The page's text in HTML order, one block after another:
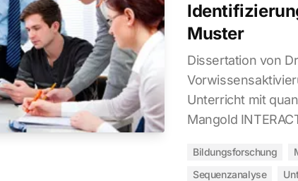
Muster
Dissertation von
Unterricht mit
Mangold
Bildungsforschung
Sequenzanalyse